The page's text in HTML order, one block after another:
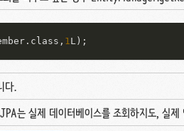
1L);
다.
는 실제 데이터베이스를 조회하지도, 실